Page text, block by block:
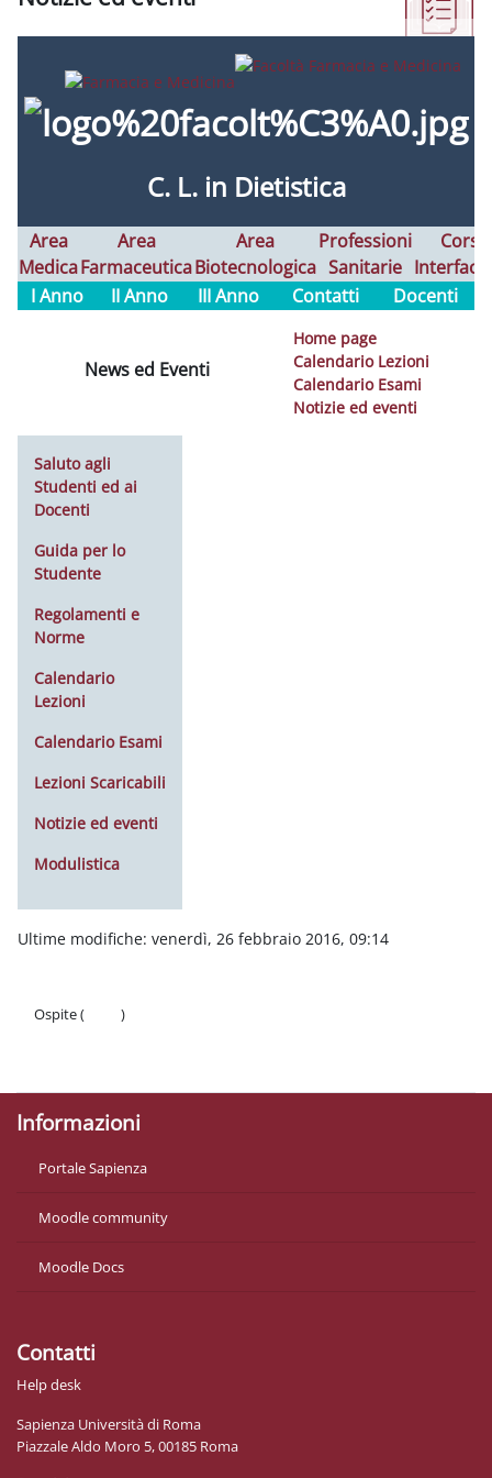
C. L. in Dietistica
Area
Medica
Area
Farmaceutica
Area
Biotecnologica
Professioni
Sanitarie
Corsi
I Anno
II Anno III Anno Contatti Docenti
News ed Eventi
Home page
Calendario Lezioni
Calendario Esami
Notizie ed eventi
Saluto agli
Studenti ed ai
Docenti
Guida per lo
Studente
Regolamenti e
Norme
Calendario
Lezioni
Calendario Esami
Lezioni Scaricabili
Notizie ed eventi
Modulistica
Ultime modifiche: venerdì, 26 febbraio 2016, 09:14
Ospite (
)
Informazioni
Portale Sapienza
Moodle community
Moodle Docs
Contatti
Help desk
Sapienza Università di Roma
Piazzale Aldo Moro 5, 00185 Roma